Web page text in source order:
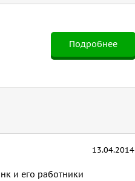
Подробнее
13.04.2014
и его работники